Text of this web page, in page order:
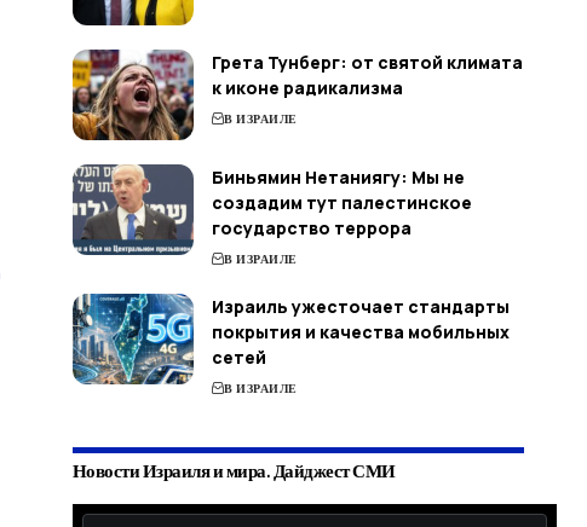
Грета Тунберг: от святой климата
к иконе радикализма
В ИЗРАИЛЕ
Биньямин Нетаниягу: Мы не
создадим тут палестинское
государство террора
В ИЗРАИЛЕ
Израиль ужесточает стандарты
покрытия и качества мобильных
сетей
В ИЗРАИЛЕ
Новости Израиля и мира. Дайджест СМИ